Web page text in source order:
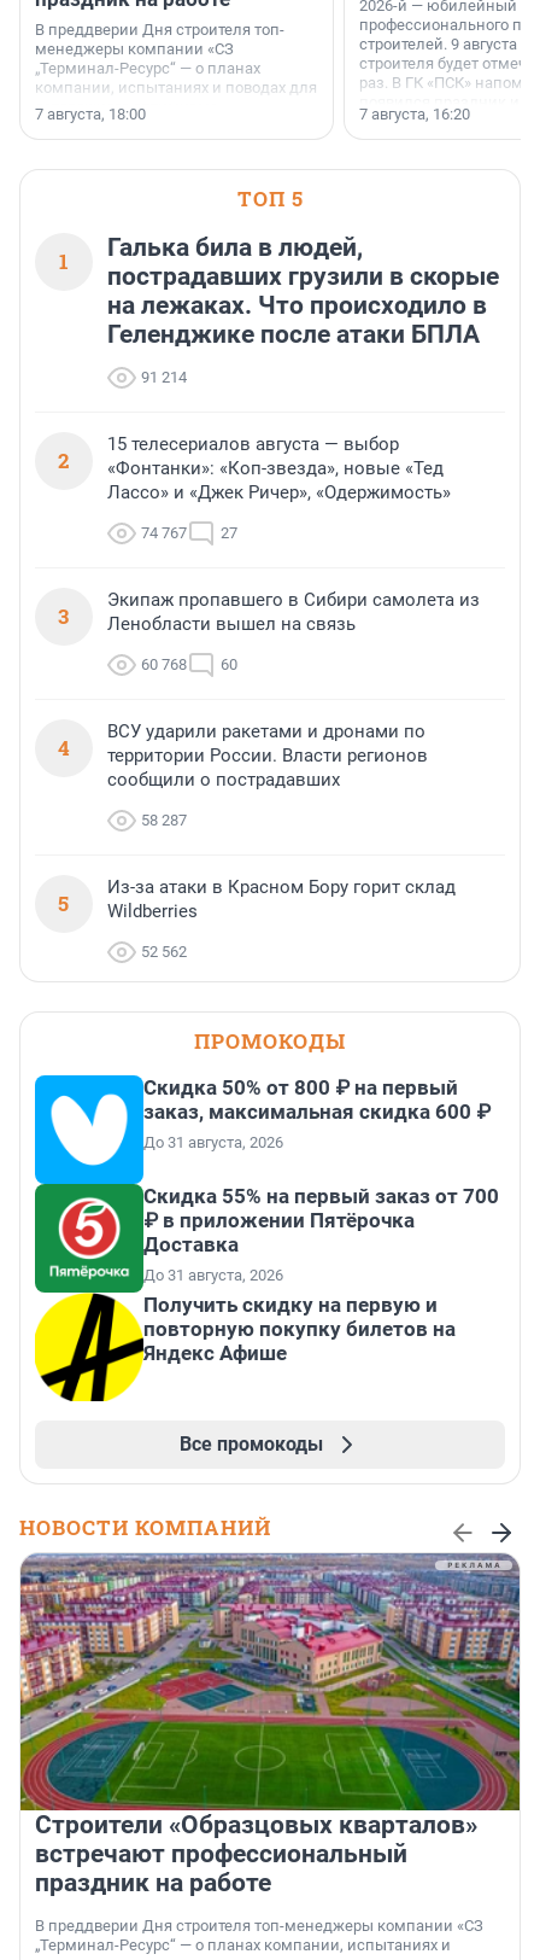
В преддверии Дня строителя топ-
менеджеры компании «СЗ
„Терминал-Ресурс“ — о планах
компании, испытаниях и поводах для
осторожного оптимизма.
7 августа, 18:00
2026-й — юбилейный
профессионального
строителей. 9 августа
строителя будет
раз. В ГК «ПСК»
поменялась роль
7 августа, 16:20
ТОП 5
1
Галька била в людей,
пострадавших грузили в скорые
на лежаках. Что происходило в
Геленджике после атаки БПЛА
91 214
2
15 телесериалов августа — выбор
«Фонтанки»: «Коп-звезда», новые «Тед
Лассо» и «Джек Ричер», «Одержимость»
74 767 27
3
Экипаж пропавшего в Сибири самолета из
Ленобласти вышел на связь
60 768 60
4
ВСУ ударили ракетами и дронами по
территории России. Власти регионов
сообщили о пострадавших
58 287
5
Из-за атаки в Красном Бору горит склад
Wildberries
52 562
ПРОМОКОДЫ
Скидка 50% от 800 ₽ на первый
заказ, максимальная скидка 600 ₽
До 31 августа, 2026
Скидка 55% на первый заказ от 700
₽ в приложении Пятёрочка
Доставка
До 31 августа, 2026
Получить скидку на первую и
повторную покупку билетов на
Яндекс Афише
Все промокоды
НОВОСТИ КОМПАНИЙ
Строители «Образцовых кварталов»
встречают профессиональный
праздник на работе
В преддверии Дня строителя топ-менеджеры компании «СЗ
„Терминал-Ресурс“ — о планах компании, испытаниях и